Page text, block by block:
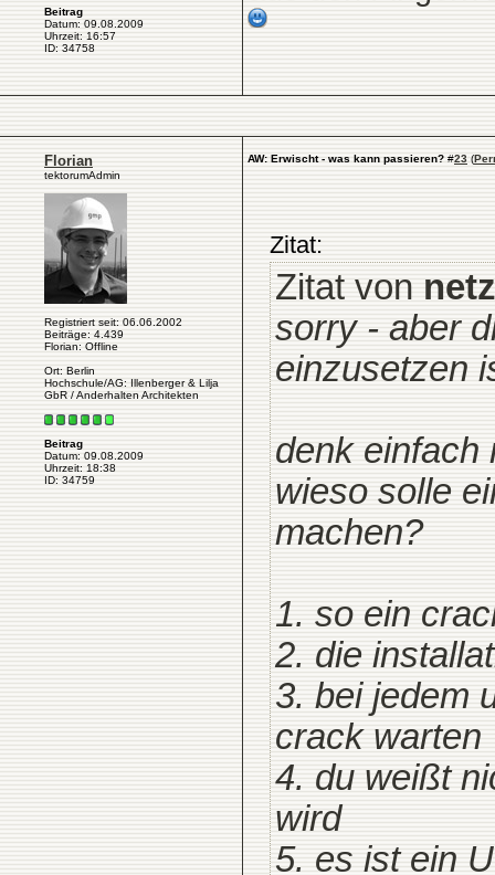
Beitrag
Datum: 09.08.2009
Uhrzeit: 16:57
ID: 34758
Florian
tektorumAdmin
Registriert seit: 06.06.2002
Beiträge: 4.439
Florian: Offline
Ort: Berlin
Hochschule/AG: Illenberger & Lilja
GbR / Anderhalten Architekten
Beitrag
Datum: 09.08.2009
Uhrzeit: 18:38
ID: 34759
AW: Erwischt - was kann passieren? #23 (
Zitat:
Zitat von
sorry - aber
einzusetzen
denk einfach
wieso solle
machen?
1. so ein
2. die
3. bei jedem
crack warten
4. du weißt
wird
5. es ist ein